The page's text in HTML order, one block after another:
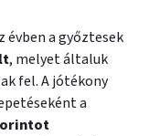
évben a győztesek
, melyet általuk
fel. A jótékony
a